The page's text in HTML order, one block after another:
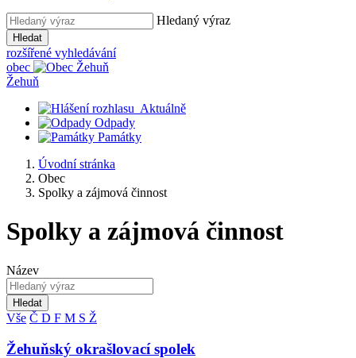
Hledaný výraz
Hledat
rozšířené vyhledávání
obec
Žehuň
Aktuálně
Odpady
Památky
Úvodní stránka
Obec
Spolky a zájmová činnost
Spolky a zájmová činnost
Název
Hledat
Vše Č D F M S Ž
Žehuňský okrašlovací spolek